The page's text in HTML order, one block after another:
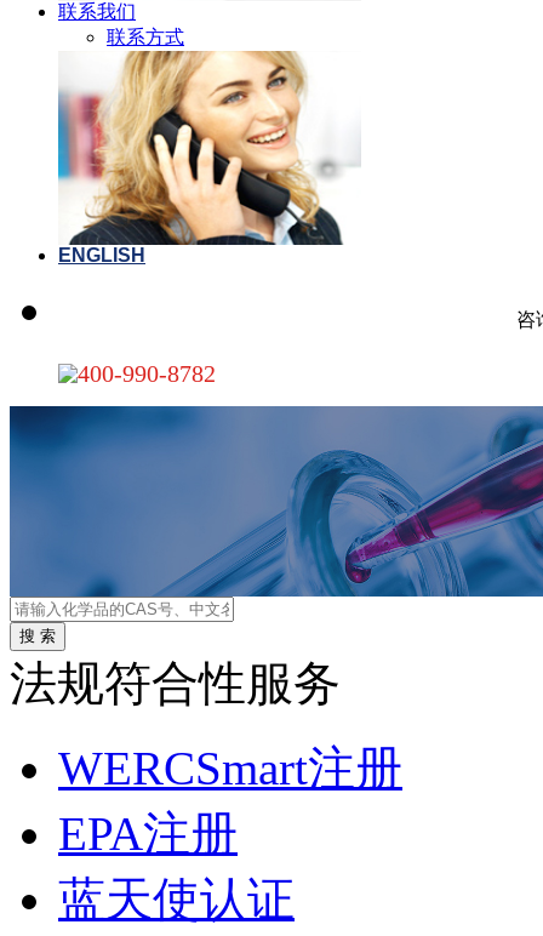
联系我们
联系方式
ENGLISH
咨
400-990-8782
法规符合性服务
WERCSmart注册
EPA注册
蓝天使认证